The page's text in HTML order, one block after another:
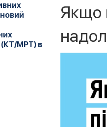
(КТ/МРТ) в
Якщо